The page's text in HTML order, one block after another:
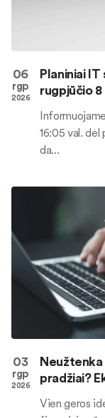
06
rgp
2026
Planiniai
rugpjūčio 8
16:05 val.
da...
03
rgp
2026
pradžiai?
Vien geros